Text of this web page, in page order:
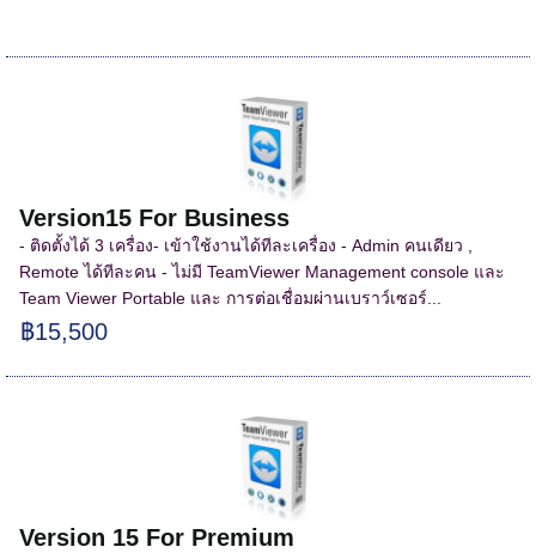
Version15 For Business
- ติดตั้งได้ 3 เครื่อง- เข้าใช้งานได้ทีละเครื่อง - Admin คนเดียว ,
Remote ได้ทีละคน - ไม่มี TeamViewer Management console และ
Team Viewer Portable และ การต่อเชื่อมผ่านเบราว์เซอร์...
฿15,500
Version 15 For Premium